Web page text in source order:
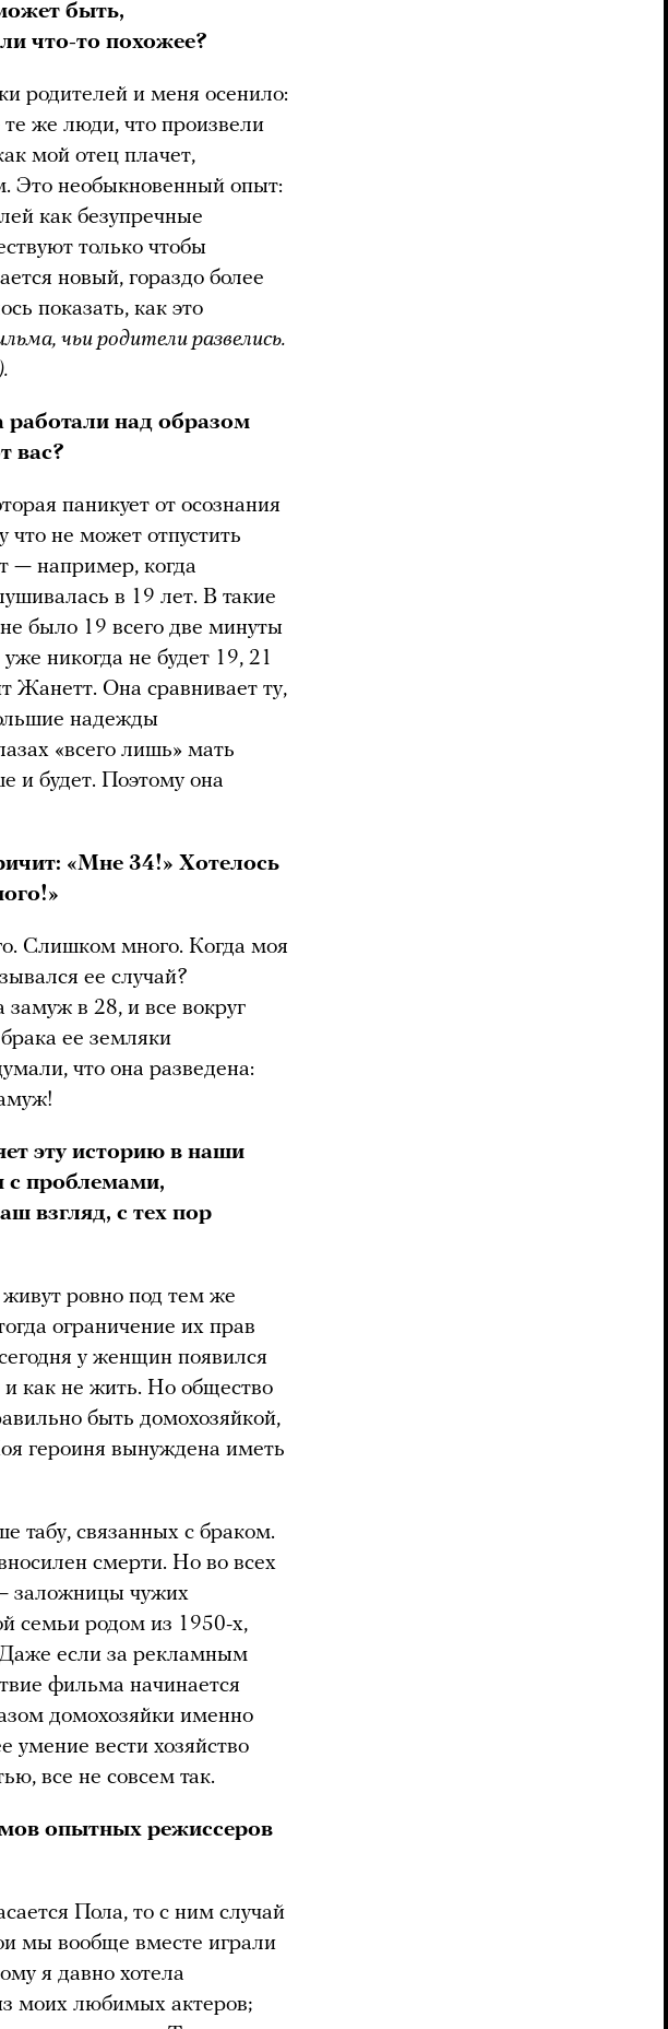
быть,
что-то похожее?
родителей и меня осенило:
же люди, что произвели
мой отец плачет,
Это необыкновенный опыт:
как безупречные
только чтобы
новый, гораздо более
показать, как это
чьи родители развелись.
над образом
вас?
паникует от осознания
не может отпустить
— например, когда
в 19 лет. В такие
было 19 всего две минуты
никогда не будет 19, 21
Жанетт. Она сравнивает ту,
надежды
«всего лишь» мать
и будет. Поэтому она
«Мне 34!» Хотелось
Слишком много. Когда моя
ее случай?
в 28, и все вокруг
ее земляки
что она разведена:
эту историю в наши
с проблемами,
взгляд, с тех пор
ровно под тем же
ограничение их прав
у женщин появился
как не жить. Но общество
быть домохозяйкой,
героиня вынуждена иметь
табу, связанных с браком.
смерти. Но во всех
заложницы чужих
семьи родом из 1950-х,
если за рекламным
фильма начинается
домохозяйки именно
вести хозяйство
все не совсем так.
опытных режиссеров
Пола, то с ним случай
мы вообще вместе играли
я давно хотела
моих любимых актеров;